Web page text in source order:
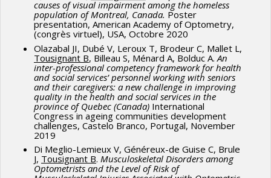
Jacques, P., Ettaleb, S., Samaha, D.,Tousignant, B.
Druetz, T. (2023).The sociodemographic characteristics
and social determinants of visual impairment in a
homeless population in the Montreal area. Canadian
journal of public health = Revue canadienne de sante
publique,114(1), 113–124.
https://doi.org/10.17269/s41997-022-00676-y
Dougnon A, Guirou N, Bakayoko S, Tounkara FK, Maiga
S, Solo M, Melançon C, Traore L,Tousignant B,
Kayentao K.Situation Analysis of Uncorrected Refractive
causes of visual impairment among the homeless
population of Montreal, Canada. Poster
presentation, American Academy of Optometry,
(congrès virtuel), USA, Octobre 2020
Olazabal JI, Dubé V, Leroux T, Brodeur C, Mallet L,
Tousignant B, Billeau S, Ménard A, Bolduc A. An
inter-professional competency framework for health
and social services’ personnel working with seniors
and their caregivers: a new challenge in improving
quality in the health and social services in the
province of Quebec (Canada) International
Congress in ageing communities development
challenges, Castelo Branco, Portugal, November
2019
Di Meglio-Lemieux V, Généreux-de Guise C, Brule
J, Tousignant B. Musculoskeletal Disorders among
Optometrists and the Level of Risk of